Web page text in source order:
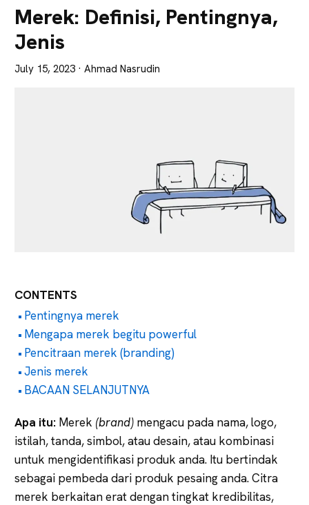
Tajam
Merek: Definisi, Pentingnya,
Jenis
July 15, 2023 · Ahmad Nasrudin
CONTENTS
Pentingnya merek
Mengapa merek begitu powerful
Pencitraan merek (branding)
Jenis merek
BACAAN SELANJUTNYA
Apa itu: Merek (brand) mengacu pada nama, logo,
istilah, tanda, simbol, atau desain, atau kombinasi
untuk mengidentifikasi produk anda. Itu bertindak
sebagai pembeda dari produk pesaing anda. Citra
merek berkaitan erat dengan tingkat kredibilitas,